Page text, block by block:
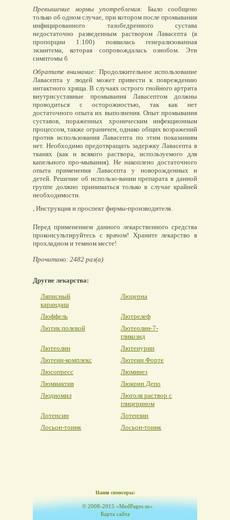
Превышение нормы употребления: Было сообщено
только об одном случае, при котором после промывания
инфицированного тазобедренного сустава
недостаточно разведенным раствором Лавасепта (в
пропорции 1:100) появилась генерализованная
экзантема, которая сопровождалась ознобом. Эти
симптомы б
Обратите внимание: Продолжительное использование
Лавасепта у людей может привести к повреждению
интактного хряща. В случаях острого гнойного артрита
внутрисуставные промывания Лавасептом должны
проводиться с осторожностью, так как нет
достаточного опыта их выполнения. Опыт промывания
суставов, пораженных хроническим инфекционным
процессом, также ограничен, однако общих возражений
против использования Лавасепта по этим показаниям
нет. Необходимо предотвращать задержку Лавасепта в
тканях (как и всякого раствора, используемого для
капельного про-мывания). Не накоплено достаточного
опыта применения Лавасепта у новорожденных и
детей. Решение об использо-вании препарата в данной
группе должно приниматься только в случае крайней
необходимости.
, Инструкция и проспект фирмы-производителя.
Перед применением данного лекарственного средства
проконсультируйтесь с врачом! Храните лекарство в
прохладном и темном месте!
Прочитано: 2482 раз(а)
Другие лекарства:
Ляписный
карандаш
Люцерна
Люффель
Лютрелеф
Лютик полевой
Лютеолин-7-
гликозид
Лютеолин
Лютенурин
Лютеин-комплекс
Лютеин Форте
Люсопресс
Люминез
Люмиактив
Люкрин Депо
Людиомил
Люголя раствор с
глицерином
Лотенсин
Лотензин
Лосьон-тоник
Лосьон-тоник
Наши спонсоры:
© 2008-2015 «MedPages.su»
Карта сайта